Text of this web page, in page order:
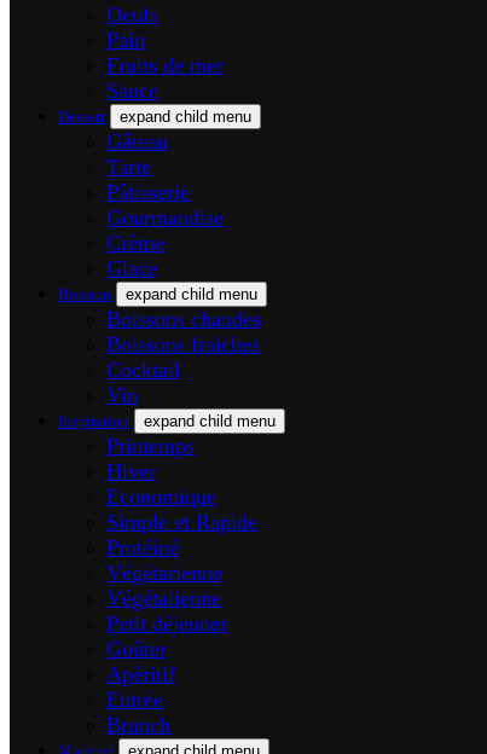
Oeufs
Pain
Fruits de mer
Sauce
Dessert expand child menu
Gâteau
Tarte
Pâtisserie
Gourmandise
Crème
Glace
Boisson expand child menu
Boissons chaudes
Boissons fraiches
Cocktail
Vin
Inspiration expand child menu
Printemps
Hiver
Economique
Simple et Rapide
Protéiné
Végétarienne
Végétalienne
Petit déjeuner
Goûter
Apéritif
Entrée
Brunch